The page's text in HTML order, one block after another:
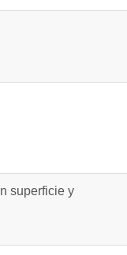
superficie y